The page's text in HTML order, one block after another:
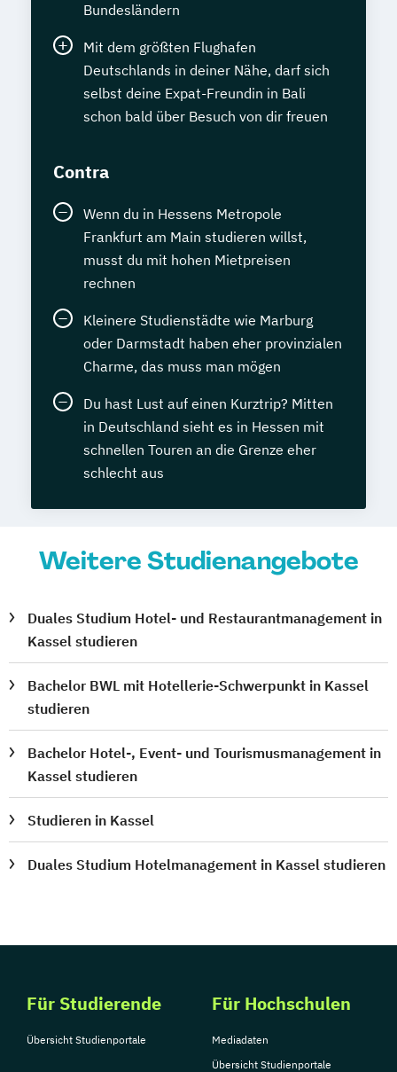
Bundesländern
Mit dem größten Flughafen
Deutschlands in deiner Nähe, darf sich
selbst deine Expat-Freundin in Bali
schon bald über Besuch von dir freuen
Contra
Wenn du in Hessens Metropole
Frankfurt am Main studieren willst,
musst du mit hohen Mietpreisen
rechnen
Kleinere Studienstädte wie Marburg
oder Darmstadt haben eher provinzialen
Charme, das muss man mögen
Du hast Lust auf einen Kurztrip? Mitten
in Deutschland sieht es in Hessen mit
schnellen Touren an die Grenze eher
schlecht aus
Weitere Studienangebote
Duales Studium Hotel- und Restaurantmanagement in
Kassel studieren
Bachelor BWL mit Hotellerie-Schwerpunkt in Kassel
studieren
Bachelor Hotel-, Event- und Tourismusmanagement in
Kassel studieren
Studieren in Kassel
Duales Studium Hotelmanagement in Kassel studieren
Für Studierende
Übersicht Studienportale
Für Hochschulen
Mediadaten
Übersicht Studienportale